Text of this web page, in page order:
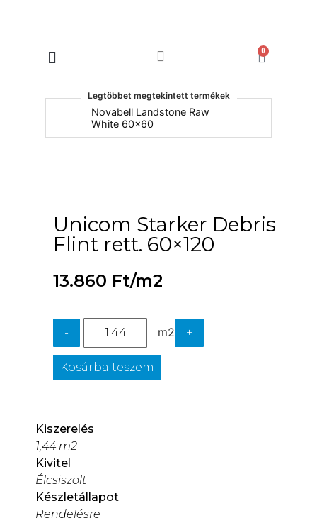
0
Legtöbbet megtekintett termékek
Novabell Landstone Raw
White 60x60
Unicom Starker Debris
Flint rett. 60×120
13.860 Ft/m2
- m2 +
Kosárba teszem
Kiszerelés
1,44 m2
Kivitel
Élcsiszolt
Készletállapot
Rendelésre